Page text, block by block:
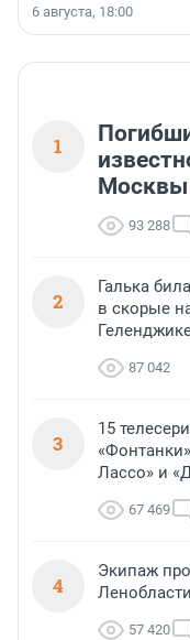
6 августа, 18:00
1
Москвы
93 288
2
Галька
в скорые
87 042
3
15
Лассо» и
67 469
4
Экипаж
57 420